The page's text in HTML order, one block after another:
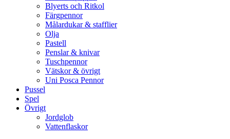
Blyerts och Ritkol
Färgpennor
Målardukar & stafflier
Olja
Pastell
Penslar & knivar
Tuschpennor
Vätskor & övrigt
Uni Posca Pennor
Pussel
Spel
Övrigt
Jordglob
Vattenflaskor